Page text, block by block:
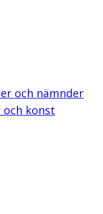
och nämnder
och konst